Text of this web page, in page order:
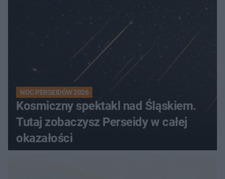
NOC PERSEIDÓW 2026
Kosmiczny spektakl nad Śląskiem.
Tutaj zobaczysz Perseidy w całej
okazałości